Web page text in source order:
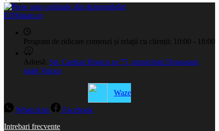
EDMauto.ro
Program de ridicare comenzi și relații cu clienții: 10:00 - 18:00
Adresă: Str. Capitan Hoarca nr 75, municipiul Dragasani,
judet Valcea
Waze
WhatsApp
Facebook
Intrebari frecvente